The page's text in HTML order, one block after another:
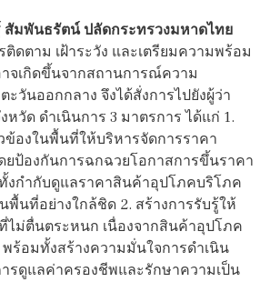
มพันธรัตน์ ปลัดกระทรวงมหาดไทย
ติดตาม เฝ้าระวัง และเตรียมความพร้อม
จเกิดขึ้นจากสถานการณ์ความ
ะวันออกกลาง จึงได้สั่งการไปยังผู้ว่า
หวัด ดำเนินการ 3 มาตรการ ได้แก่ 1.
ข้องในพื้นที่ให้บริหารจัดการราคา
ยป้องกันการฉกฉวยโอกาสการขึ้นราคา
งกำกับดูแลราคาสินค้าอุปโภคบริโภค
พื้นที่อย่างใกล้ชิด 2. สร้างการรับรู้ให้
ม่ตื่นตระหนก เนื่องจากสินค้าอุปโภค
ร้อมทั้งสร้างความมั่นใจการดำเนิน
รดูแลค่าครองชีพและรักษาความเป็น